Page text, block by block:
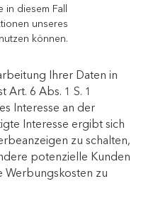
diesem Fall
unseres
können.
Ihrer Daten in
Art. 6 Abs. 1 S. 1
Interesse an der
Interesse ergibt sich
zu schalten,
potenzielle Kunden
Werbungskosten zu